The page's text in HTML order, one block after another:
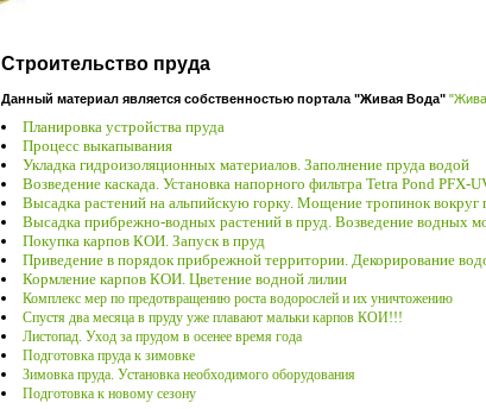
Строительство пруда
Данный материал является собственностью портала "Живая Вода"
Планировка устройства пруда
Процесс выкапывания
Укладка гидроизоляционных материалов. Заполнение пруда водой
Возведение каскада. Установка напорного фильтра Tetra Pond PFX-
Высадка растений на альпийскую горку. Мощение тропинок вокруг
Высадка прибрежно-водных растений в пруд. Возведение водных
Покупка карпов КОИ. Запуск в пруд
Приведение в порядок прибрежной территории. Декорирование
Кормление карпов КОИ. Цветение водной лилии
Комплекс мер по предотвращению роста водорослей и их уничтожению
Спустя два месяца в пруду уже плавают мальки карпов КОИ!!!
Листопад. Уход за прудом в осенее время года
Подготовка пруда к зимовке
Зимовка пруда. Установка необходимого оборудования
Подготовка к новому сезону